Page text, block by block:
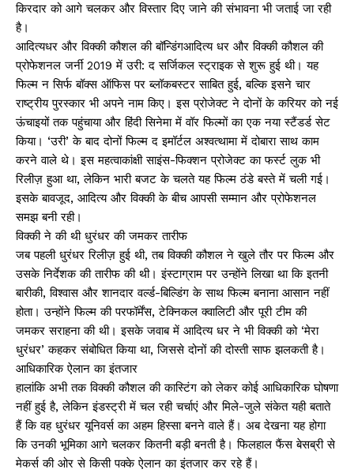
किरदार को आगे चलकर और विस्तार दिए जाने की संभावना भी जताई जा रही
है।
आदित्यधर और विक्की कौशल की बॉन्डिंगआदित्य धर और विक्की कौशल की
प्रोफेशनल जर्नी 2019 में उरी: द सर्जिकल स्ट्राइक से शुरू हुई थी। यह
फिल्म न सिर्फ बॉक्स ऑफिस पर ब्लॉकबस्टर साबित हुई, बल्कि इसने चार
राष्ट्रीय पुरस्कार भी अपने नाम किए। इस प्रोजेक्ट ने दोनों के करियर को नई
ऊंचाइयों तक पहुंचाया और हिंदी सिनेमा में वॉर फिल्मों का एक नया स्टैंडर्ड सेट
किया। ‘उरी’ के बाद दोनों फिल्म द इमॉर्टल अश्वत्थामा में दोबारा साथ काम
करने वाले थे। इस महत्वाकांक्षी साइंस-फिक्शन प्रोजेक्ट का फर्स्ट लुक भी
रिलीज़ हुआ था, लेकिन भारी बजट के चलते यह फिल्म ठंडे बस्ते में चली गई।
इसके बावजूद, आदित्य और विक्की के बीच आपसी सम्मान और प्रोफेशनल
समझ बनी रही।
विक्की ने की थी धुरंधर की जमकर तारीफ
जब पहली धुरंधर रिलीज़ हुई थी, तब विक्की कौशल ने खुले तौर पर फिल्म और
उसके निर्देशक की तारीफ की थी। इंस्टाग्राम पर उन्होंने लिखा था कि इतनी
बारीकी, विश्वास और शानदार वर्ल्ड-बिल्डिंग के साथ फिल्म बनाना आसान नहीं
होता। उन्होंने फिल्म की परफॉर्मेंस, टेक्निकल क्वालिटी और पूरी टीम की
जमकर सराहना की थी। इसके जवाब में आदित्य धर ने भी विक्की को ‘मेरा
धुरंधर’ कहकर संबोधित किया था, जिससे दोनों की दोस्ती साफ झलकती है।
आधिकारिक ऐलान का इंतजार
हालांकि अभी तक विक्की कौशल की कास्टिंग को लेकर कोई आधिकारिक घोषणा
नहीं हुई है, लेकिन इंडस्ट्री में चल रही चर्चाएं और मिले-जुले संकेत यही बताते
हैं कि वह धुरंधर यूनिवर्स का अहम हिस्सा बनने वाले हैं। अब देखना यह होगा
कि उनकी भूमिका आगे चलकर कितनी बड़ी बनती है। फिलहाल फैंस बेसब्री से
मेकर्स की ओर से किसी पक्के ऐलान का इंतजार कर रहे हैं।